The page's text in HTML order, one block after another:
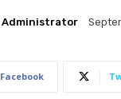
Administrator
Facebook